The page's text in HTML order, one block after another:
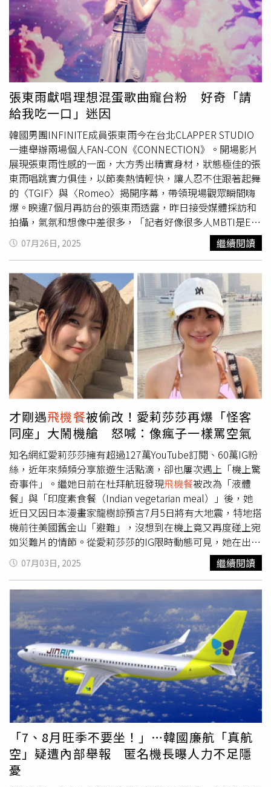
今年更將藝文表演擴大至出境及轉機管制區內。8月於第二
航廈中央區推出兩場精彩表演，分別為8月8日由「星合有限
公司」演出富有現代劇場感的馬戲表演，8月22日則由「當
代樂坊」帶來融合古典與現代的樂舞表演，邀請旅客在通關
候機的空檔，體驗臺灣多元文化與藝文氛圍。機場公司邀請
藝文團體於航廈空間表演音樂、舞蹈、戲劇及跨界藝術，獲
得旅客廣大迴響。（圖片提供／桃園機場）體驗營報名踴躍
航空教育持續加溫邁入第三年的「桃園機場體驗營」，於8
月23日、30日及9月6日舉辦三梯次活動，除參訪星宇航空
運籌中心外，也將深入長榮空廚了解飛機餐製作過程，並首
次帶領學員開箱即將啟用的第三航廈北登機廊廳，增加社會
對於重大工程建設的認同與支持。今年報名盛況更勝以往，
3,437人報名僅錄取84名，中籤率僅2.4%。錄取的幸運兒名
單已公告於桃園機場Facebook粉絲專頁。桃園機場體驗營
行程豐富、報名熱絡，今年中籤率僅2.4%，圖為2024年學
員於空側了解地勤作業情形。（圖片提供／桃園機場）機場
公司將社會溝通視為重要的營運策略之一，攜手機場夥伴透
過多元的管道強化營運訊息及飛安觀念等宣傳成效，以數位
平台及實體活動擴大接觸各族群，讓機場成為兼具教育、文
化與體驗的交流場域。機場公司將持續實踐永續治理，打造
一個更具國際魅力與人文溫度的臺灣國門。
分，如果你知道是什麼，你根本不會碰」。沙阿也分享個人
體驗，稱自己每次在飛機上用餐後，血糖都會迅速飆高並維
持數小時，因此後來乾脆選擇搭機時禁食，認為不值得吃。
事實上，航空公司為了彌補高空環境下味覺減弱的問題，會
普遍增加鹽分與額外調味。《Prima》雜誌指出，高空低氣
壓加上機艙乾燥，會影響鼻腔功能，讓人辨別味道的能力下
降。不過，研究發現「鮮味」在飛行中反而會更明顯，尤其
是番茄、蘑菇、菠菜等食材，能顯著提升餐點風味。營養專
家對飛機餐
的健康價值並不看好。荷蘭貝瑞（Holland and
Barrett）資深營養師伯奇（Ellie Birch）表示，多數飛機餐
屬於高度加工食品，纖維含量低，糖、鹽與防腐劑含量則偏
高，長期食用可能引發消化問題。查特吉形容與客艙服務總
監的對話「相當有趣」，也讓他更加堅定拒吃飛機餐的決
定；沙阿則附和，認為餐點中確實可能含有大量添加物。截
至目前，該影片在TikTok已累積32萬7,800次觀看，獲得超
過9,300個讚與近200則留言。留言區中，有人分享曾在航
空食品製造商工作，了解業界如何在實驗室調整食物風味以
因應高空味覺變化；也有人稱自己每次在飛機上用餐後都會
脹氣，但平時不會。不過，也有網友認為，飛機餐的問題應
視搭機頻率而定，對空服員來說選擇不吃可以理解；更有人
打趣表示「如果我們知道日常飲食中加了什麼，可能什麼都
不會吃了」。
張東雨獻唱理想混蛋歌曲寵台粉 好奇「請
給我吃一口」迷因
韓國男團INFINITE成員張東雨今在台北CLAPPER STUDIO
一連舉辦兩場個人FAN-CON《CONNECTION》。開場影片
展現張東雨性感的一面，大方秀出精實身材，狀態極佳的張
東雨唱跳實力俱佳，以節奏熱情輕快，讓人忍不住跟著起舞
的〈TGIF〉與〈Romeo〉揭開序幕，帶領現場觀眾瞬間嗨
爆。睽違7個月再訪台的張東雨透露，昨日接受媒體採訪和
拍攝，氣氛和想像中差很多，「記者好像很多人MBTI是E
耶？我說我有在運動，記者就躁動說要我做伏地挺身，我就
第一次在訪問現場做給大家看了，中間攝影記者就跑到我前
面拍攝，我心想，到底會被拍到什麼樣的畫面呢？記者提問
的問題都不是很沉重的問題，氣氛很好。」粉絲起鬨要張東
雨重現，張東雨立刻答應，粉絲幫他算起次數，張東雨做完
之後笑說：「我突然想到，我還有一場晚場演出呢！」張東
雨今在台北一連舉辦兩場個人FAN-CON，帶來多首動感歌
曲。（圖／網銀提供）在互動環節中，張東雨準備了專為台
灣場公開的獨家照片和影片，詳細記錄了前來台灣後的過
程，從搭飛機、飯店擺設到粉絲禮物都細心拍下，並透露昨
天晚上也到鼎泰豐享用了小籠包和各種美食。張東雨笑說：
「上午有吃了早餐才來，飛機餐和早餐都是，有時候發現會
和粉絲一起吃飯，路過的時候盡管來找我，我會抱抱你
的。」撩人技巧滿分。照片中有不少經典台灣零嘴，台下粉
絲和張東雨說現在台灣正在流行「請給我吃一口」的迷因，
張東雨原以為這是食物被搶、生氣的意思，粉絲和他解釋這
是像朋友聊天，他才恍然大悟原來是指大家互相分享，要粉
絲如果有覺得不錯的迷因都要多多發訊息和他更新。在粉絲
起鬨下，張東雨當場做起伏地挺身。（圖／網銀提供）
INFINITE出道屆滿15周年，團魂依然堅不可摧，張東雨曝
光接下來的行程：「我9月的時候其實要再來台灣！」並跳
了一小段舞蹈劇透，比著「噓」的手勢，要粉絲幫忙保密，
過陣子就會公開是為了什麼再到台灣，這次巡演後回韓國之
後就會繼續上中文課。隨後張東雨帶來首張迷你專輯
《Bye》中的歌曲〈News〉與〈Gun〉，以迷人嗓音唱出深
情，同時大秀饒舌實力。張東雨向粉絲分享昨日接受媒體採
訪的趣事。（圖／網銀提供）緊接著全場迎來最高潮，張東
雨穿著個性颯爽的丹寧套裝演唱新歌〈Checkmate〉，他表
示這只是暫定歌名，請大家投票，粉絲還創意融入中文改成
「tick tack toe, 你的心給我」，讓張東雨驚呼太有創意，笑
說：「還是正式發行後我就用這個版本來和大家見面？」他
接連翻唱 KISS OF LIFE 成員NATTY的〈Sugarcoat〉與台灣
人氣樂團理想混蛋的抒情歌曲〈不是因為天氣晴朗才愛
你〉。演唱歌詞曖昧撩人的〈Something Between〉後，
粉絲們熱情呼喊安可，張東雨再度登場，帶來 INFINITE H
的人氣歌曲〈Special Girl〉，以及來自《Dream High》的
〈You〉作為壓軸，畫下完美句點。
07月26日, 2025 繼續閱讀
才剛遇飛機餐被偷改！愛莉莎莎再爆「怪客
同座」大鬧機艙 怒喊：像瘋子一樣罵空氣
知名網紅愛莉莎莎擁有超過127萬YouTube訂閱、60萬IG粉
絲，近年來頻頻分享旅遊生活點滴，卻也屢次遇上「機上驚
奇事件」。繼她日前在杜拜航班發現飛機餐被改為「液體
餐」與「印度素食餐（Indian vegetarian meal）」後，她
近日又因日本漫畫家龍樹諒預言7月5日將有大地震，特地搭
機前往美國舊金山「避難」，沒想到在機上竟又再度碰上宛
如災難片的情節。從愛莉莎莎的IG限時動態可見，她在出發
前特地曬出護照與機票，寫下「在台灣的大家要平平安安
唷！我很愛你們」，希望粉絲也能平安渡過預言日。但她萬
萬沒想到，災難並不是地震，而是發生在飛行途中。未料接
下來她竟表示，當一上飛機後就聞到異常濃烈的惡臭，原先
以為是空氣流通問題，沒想到味道竟是來自鄰座男乘客，
「像流浪漢一樣，不知道幾天沒洗澡，一直抓抓抓，我真的
快瘋了」。更離譜的是，該男子不僅將雙腳擺上座椅霸佔中
間空間，還不停對空氣大聲咆哮，舉止詭異。這一連串行為
讓愛莉莎莎嚇得趕緊向空服人員求救，所幸獲安排至經濟艙
唯一空位才暫時脫困。只不過這趟「飛行災難」尚未結束，
愛莉莎莎吃完飛機餐 、準備將椅背放倒休息時，後方乘客竟
直接將她的椅背推直。她忍不住對對方說：「這個椅子本來
就是設計可以後躺的，這是長途飛機，現在是睡覺時間，我
需要睡覺」，對方這才勉強作罷。愛莉莎莎無奈總結這趟旅
程：「一趟飛機遇到一堆奇形怪狀」，不僅飛機餐被偷換，
還接連遭遇奇異乘客，堪稱飛行版的災難求生記。網紅愛莉
07月03日, 2025 繼續閱讀
「7、8月旺季不要坐！」…韓國廉航「真航
空」疑遭內部舉報 匿名機長曝人力不足隱
憂